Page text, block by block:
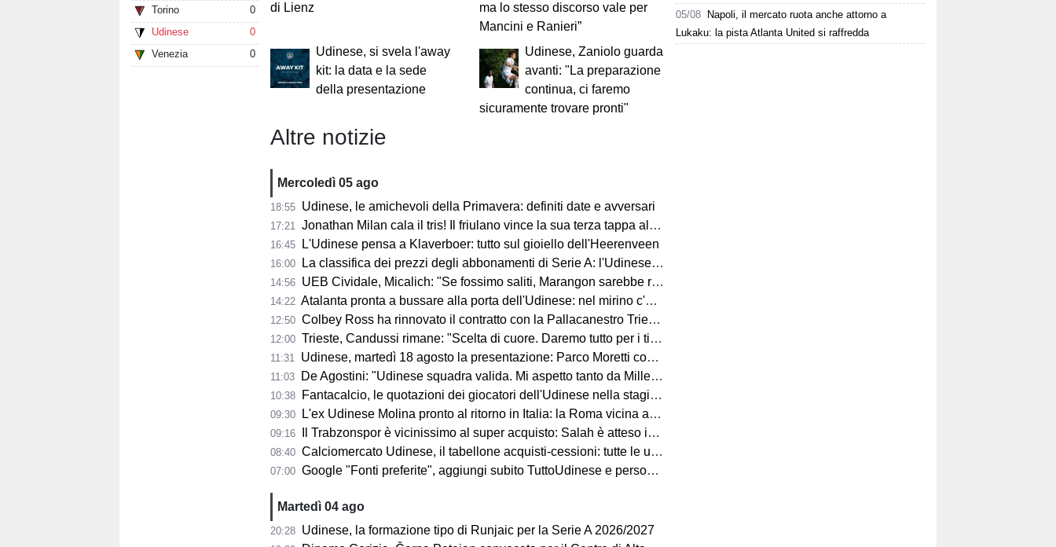
Torino
0
Udinese
0
Venezia
0
di Lienz
ma lo stesso discorso vale per
Mancini e Ranieri”
Udinese, si svela l'away
kit: la data e la sede
della presentazione
Udinese, Zaniolo guarda
avanti: "La preparazione
continua, ci faremo
sicuramente trovare pronti"
Altre notizie
Mercoledì 05 ago
18:55 Udinese, le amichevoli della Primavera: definiti date e avversari
17:21 Jonathan Milan cala il tris! Il friulano vince la sua terza tappa al Tour de Pologne
16:45 L'Udinese pensa a Klaverboer: tutto sul gioiello dell'Heerenveen
16:00 La classifica dei prezzi degli abbonamenti di Serie A: l'Udinese vanta un primato
14:56 UEB Cividale, Micalich: "Se fossimo saliti, Marangon sarebbe rimasto e avrei fatto giocare gli italiani"
14:22 Atalanta pronta a bussare alla porta dell'Udinese: nel mirino c'è Kristensen
12:50 Colbey Ross ha rinnovato il contratto con la Pallacanestro Trieste
12:00 Trieste, Candussi rimane: "Scelta di cuore. Daremo tutto per i tifosi"
11:31 Udinese, martedì 18 agosto la presentazione: Parco Moretti come location
11:03 De Agostini: "Udinese squadra valida. Mi aspetto tanto da Miller e Ekkelenkamp "
10:38 Fantacalcio, le quotazioni dei giocatori dell'Udinese nella stagione 2026/27
09:30 L'ex Udinese Molina pronto al ritorno in Italia: la Roma vicina all'acquisto
09:16 Il Trabzonspor è vicinissimo al super acquisto: Salah è atteso in Turchia
08:40 Calciomercato Udinese, il tabellone acquisti-cessioni: tutte le ufficialità
07:00 Google "Fonti preferite", aggiungi subito TuttoUdinese e personalizza le tue notizie
Martedì 04 ago
20:28 Udinese, la formazione tipo di Runjaic per la Serie A 2026/2027
05/08
Napoli, il mercato ruota anche attorno a
Lukaku: la pista Atlanta United si raffredda